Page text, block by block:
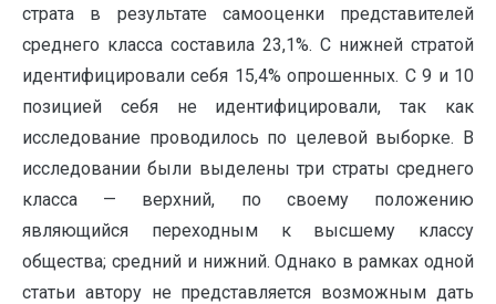
страта в результате самооценки представителей
среднего класса составила 23,1%. С нижней стратой
идентифицировали себя 15,4% опрошенных. С 9 и 10
позицией себя не идентифицировали, так как
исследование проводилось по целевой выборке. В
исследовании были выделены три страты среднего
класса — верхний, по своему положению
являющийся переходным к высшему классу
общества; средний и нижний. Однако в рамках одной
статьи автору не представляется возможным дать